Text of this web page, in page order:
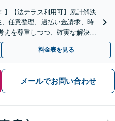
】【法テラス利用可】累計解決
任意整理、過払い金請求、時
えを尊重しつつ、確実な解決を
護士歴15年以上】
料金表を見る
メールでお問い合わせ